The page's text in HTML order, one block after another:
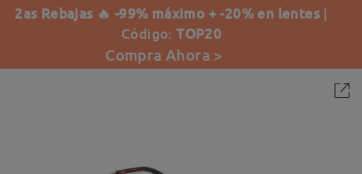
2as Rebajas 🔥 -99% máximo + -20% en lentes |
Código:TOP20
Compra Ahora >